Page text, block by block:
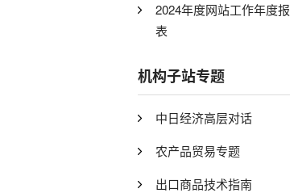
2024年度网站工作年度报
表
机构子站专题
中日经济高层对话
农产品贸易专题
出口商品技术指南